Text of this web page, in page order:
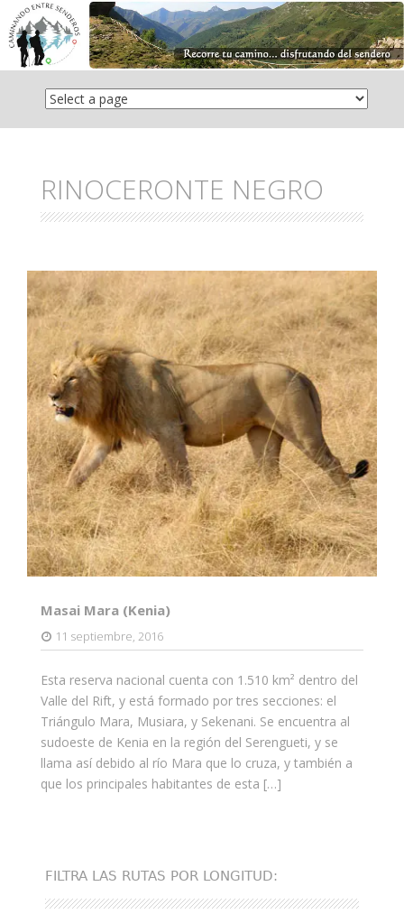
Saltar
contenido
RINOCERONTE NEGRO
Masai Mara (Kenia)
11 septiembre, 2016
Esta reserva nacional cuenta con 1.510 km² dentro del
Valle del Rift, y está formado por tres secciones: el
Triángulo Mara, Musiara, y Sekenani. Se encuentra al
sudoeste de Kenia en la región del Serengueti, y se
llama así debido al río Mara que lo cruza, y también a
que los principales habitantes de esta […]
FILTRA LAS RUTAS POR LONGITUD: